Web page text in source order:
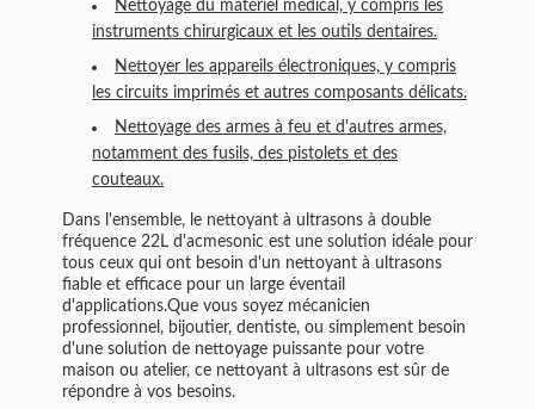
Nettoyage du matériel médical, y compris les
instruments chirurgicaux et les outils dentaires.
Nettoyer les appareils électroniques, y compris
les circuits imprimés et autres composants délicats.
Nettoyage des armes à feu et d'autres armes,
notamment des fusils, des pistolets et des
couteaux.
Dans l'ensemble, le nettoyant à ultrasons à double
fréquence 22L d'acmesonic est une solution idéale pour
tous ceux qui ont besoin d'un nettoyant à ultrasons
fiable et efficace pour un large éventail
d'applications.Que vous soyez mécanicien
professionnel, bijoutier, dentiste, ou simplement besoin
d'une solution de nettoyage puissante pour votre
maison ou atelier, ce nettoyant à ultrasons est sûr de
répondre à vos besoins.